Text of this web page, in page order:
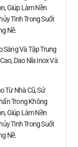
Giúp Làm Nền
Tinh Trong Suốt
Nề.
Sáng Và Tập Trung
Dao Nĩa Inox Và
Từ Nhà Cũ, Sử
Trong Không
Giúp Làm Nền
Tinh Trong Suốt
Nề.